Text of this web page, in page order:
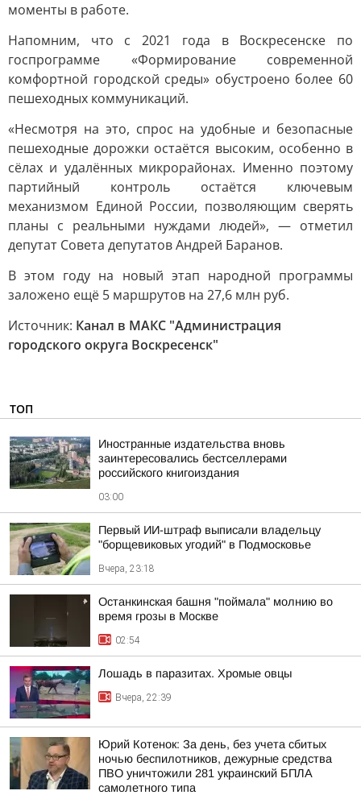
моменты в работе.
Напомним, что с 2021 года в Воскресенске по
госпрограмме «Формирование современной
комфортной городской среды» обустроено более 60
пешеходных коммуникаций.
«Несмотря на это, спрос на удобные и безопасные
пешеходные дорожки остаётся высоким, особенно в
сёлах и удалённых микрорайонах. Именно поэтому
партийный контроль остаётся ключевым
механизмом Единой России, позволяющим сверять
планы с реальными нуждами людей», — отметил
депутат Совета депутатов Андрей Баранов.
В этом году на новый этап народной программы
заложено ещё 5 маршрутов на 27,6 млн руб.
Источник: Канал в МАКС "Администрация
городского округа Воскресенск"
ТОП
Иностранные издательства вновь
заинтересовались бестселлерами
российского книгоиздания
03:00
Первый ИИ-штраф выписали владельцу
"борщевиковых угодий" в Подмосковье
Вчера, 23:18
Останкинская башня "поймала" молнию во
время грозы в Москве
02:54
Лошадь в паразитах. Хромые овцы
Вчера, 22:39
Юрий Котенок: За день, без учета сбитых
ночью беспилотников, дежурные средства
ПВО уничтожили 281 украинский БПЛА
самолетного типа